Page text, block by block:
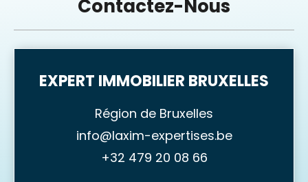
Contactez-Nous
EXPERT IMMOBILIER BRUXELLES
Région de Bruxelles
info@laxim-expertises.be
+32 479 20 08 66